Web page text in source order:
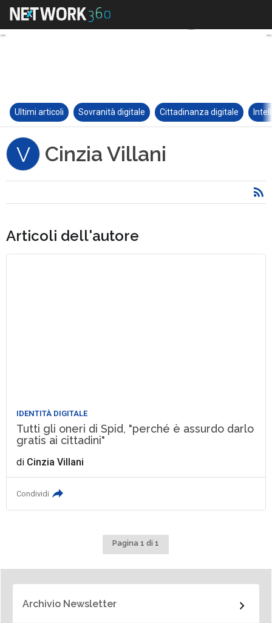
Ultimi articoli Sovranità digitale Cittadinanza digitale
V Cinzia Villani
Articoli dell'autore
IDENTITÀ DIGITALE
Tutti gli oneri di Spid, "perché è assurdo darlo
gratis ai cittadini"
di Cinzia Villani
Condividi
Pagina 1 di 1
Archivio Newsletter